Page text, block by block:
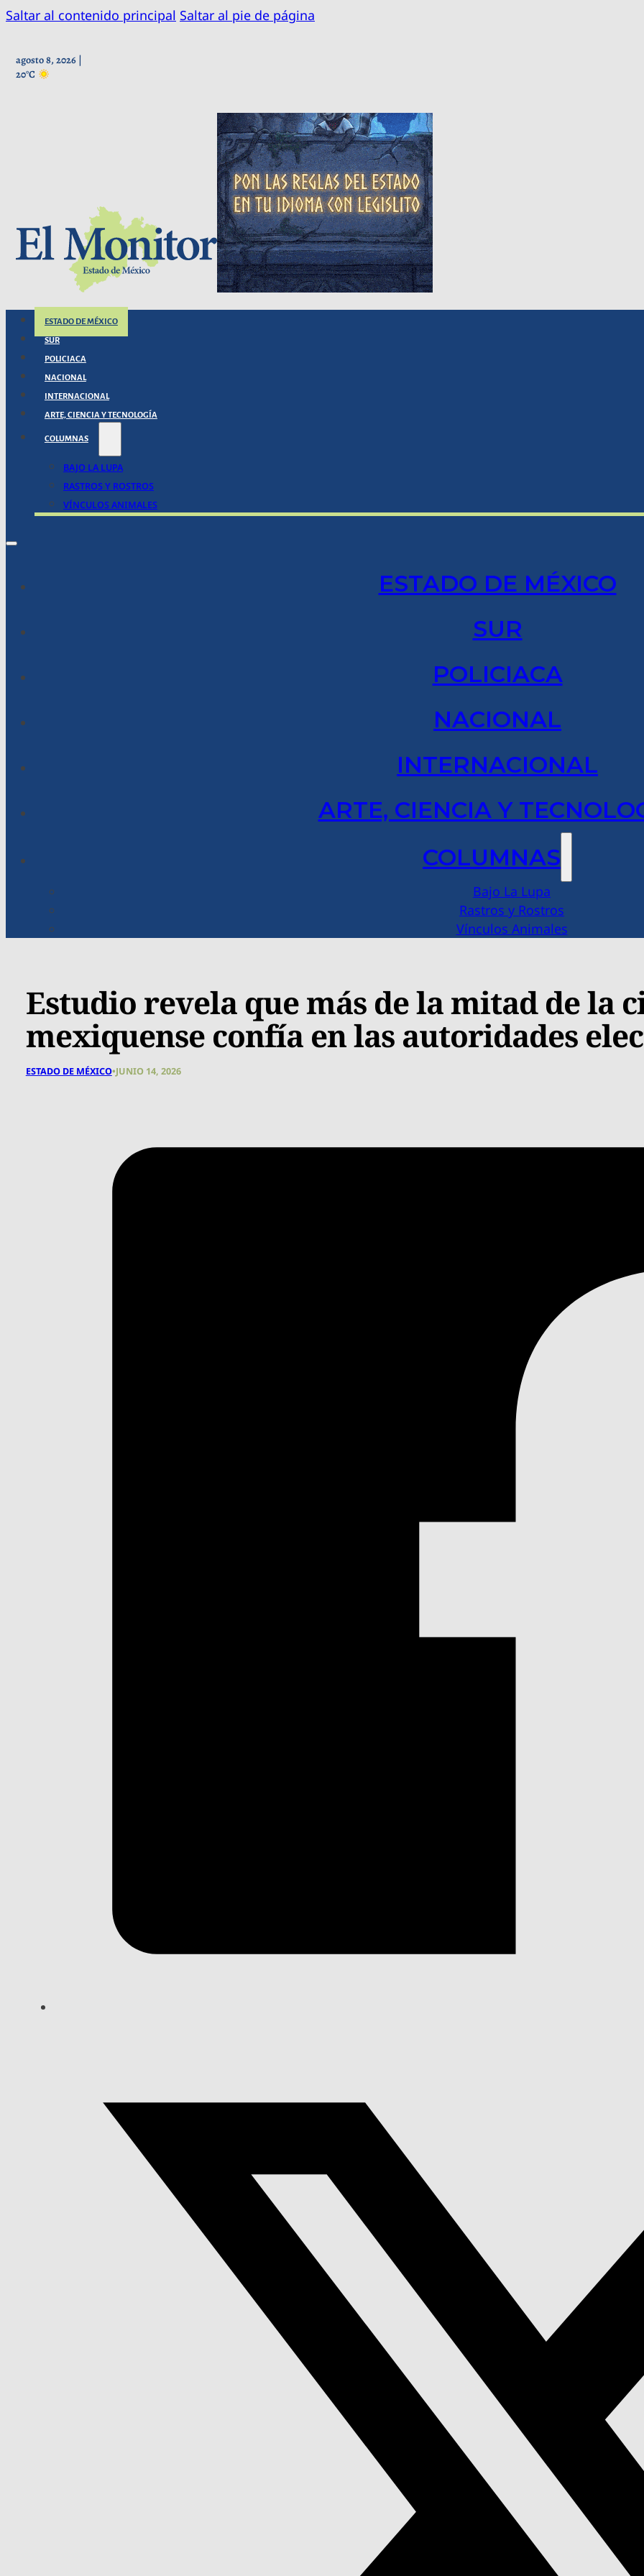
Saltar al contenido principal Saltar al pie de página
agosto 8, 2026 |
20°C
ESTADO DE MÉXICO
SUR
POLICIACA
NACIONAL
INTERNACIONAL
ARTE, CIENCIA Y TECNOLOGÍA
COLUMNAS
BAJO LA LUPA
RASTROS Y ROSTROS
VÍNCULOS ANIMALES
ESTADO DE MÉXICO
SUR
POLICIACA
NACIONAL
INTERNACIONAL
ARTE, CIENCIA Y
COLUMNAS
Bajo La Lupa
Rastros y Rostros
Vínculos Animales
Estudio revela que más de la mitad de la
mexiquense confía en las autoridades
ESTADO DE MÉXICO•JUNIO 14, 2026